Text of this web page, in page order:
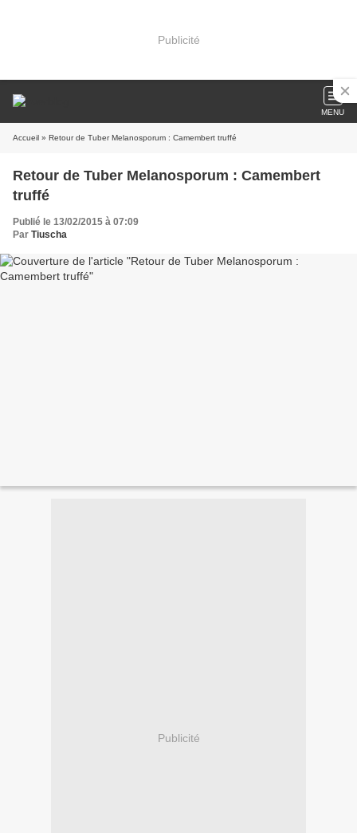
Publicité
MENU
Accueil » Retour de Tuber Melanosporum : Camembert truffé
Retour de Tuber Melanosporum : Camembert
truffé
Publié le 13/02/2015 à 07:09
Par Tiuscha
Publicité